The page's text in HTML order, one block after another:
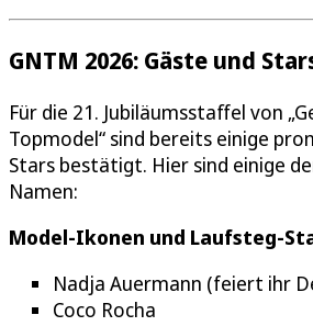
GNTM 2026: Gäste und
Für die 21. Jubiläumsstaffel von
Topmodel“ sind bereits einige
Stars bestätigt. Hier sind einige
Namen:
Model-Ikonen und Laufsteg-
Nadja Auermann (feiert ihr
Coco Rocha